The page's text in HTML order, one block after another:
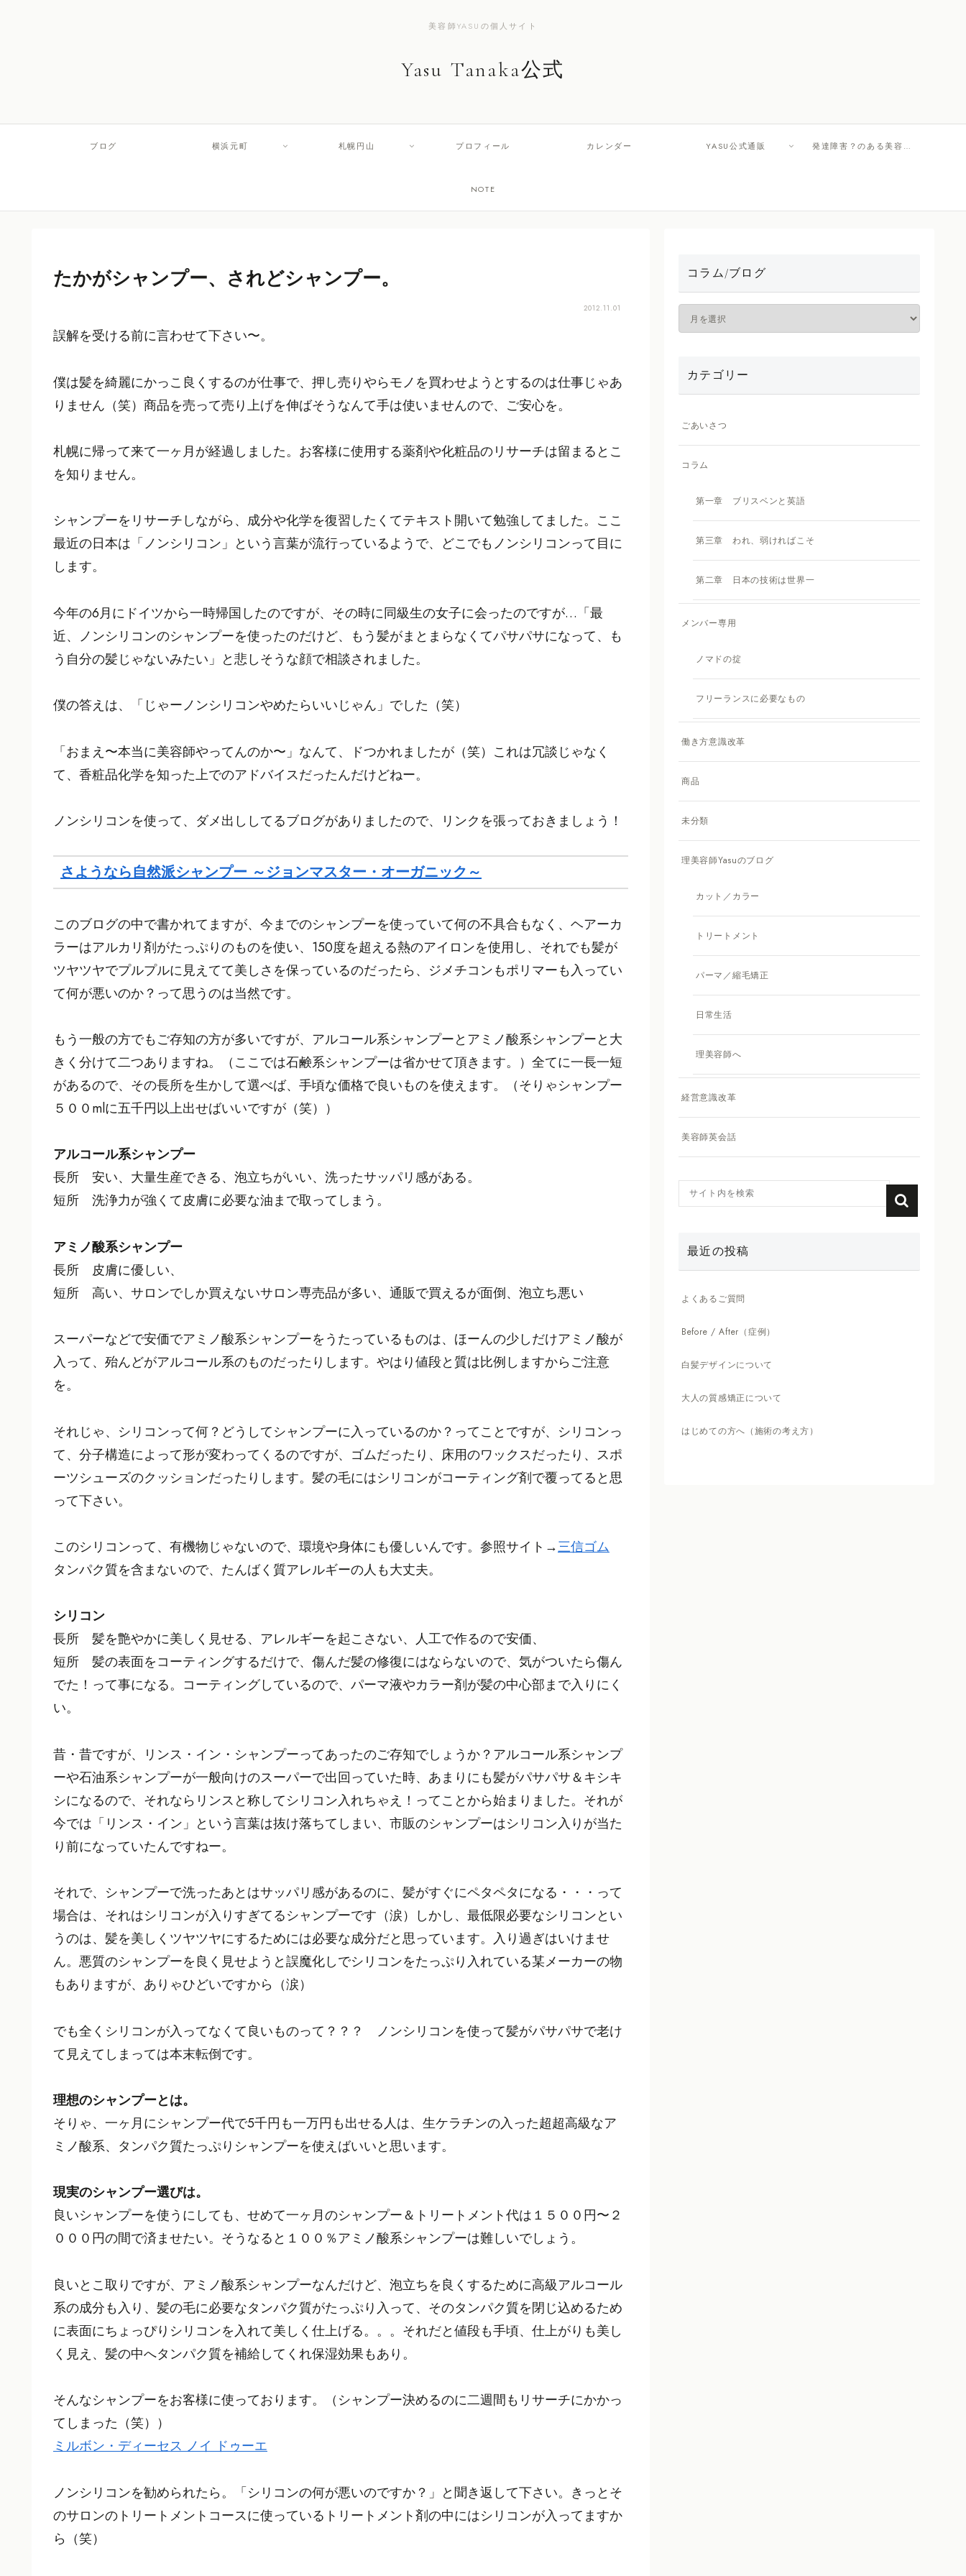
美容師YASUの個人サイト
Yasu Tanaka公式
ブログ 横浜元町 札幌円山 プロフィール カレンダー YASU公式通販 発達障害？のある美容師さんへ
NOTE
たかがシャンプー、されどシャンプー。
2012.11.01
誤解を受ける前に言わせて下さい〜。
僕は髪を綺麗にかっこ良くするのが仕事で、押し売りやらモノを買わせようとするのは仕事じゃあ
りません（笑）商品を売って売り上げを伸ばそうなんて手は使いませんので、ご安心を。
札幌に帰って来て一ヶ月が経過しました。お客様に使用する薬剤や化粧品のリサーチは留まるとこ
を知りません。
シャンプーをリサーチしながら、成分や化学を復習したくてテキスト開いて勉強してました。ここ
最近の日本は「ノンシリコン」という言葉が流行っているようで、どこでもノンシリコンって目に
します。
今年の6月にドイツから一時帰国したのですが、その時に同級生の女子に会ったのですが…「最
近、ノンシリコンのシャンプーを使ったのだけど、もう髪がまとまらなくてパサパサになって、も
う自分の髪じゃないみたい」と悲しそうな顔で相談されました。
僕の答えは、「じゃーノンシリコンやめたらいいじゃん」でした（笑）
「おまえ〜本当に美容師やってんのか〜」なんて、ドつかれましたが（笑）これは冗談じゃなく
て、香粧品化学を知った上でのアドバイスだったんだけどねー。
ノンシリコンを使って、ダメ出ししてるブログがありましたので、リンクを張っておきましょう！
さようなら自然派シャンプー ～ジョンマスター・オーガニック～
このブログの中で書かれてますが、今までのシャンプーを使っていて何の不具合もなく、ヘアーカ
ラーはアルカリ剤がたっぷりのものを使い、150度を超える熱のアイロンを使用し、それでも髪が
ツヤツヤでプルプルに見えてて美しさを保っているのだったら、ジメチコンもポリマーも入ってい
て何が悪いのか？って思うのは当然です。
もう一般の方でもご存知の方が多いですが、アルコール系シャンプーとアミノ酸系シャンプーと大
きく分けて二つありますね。（ここでは石鹸系シャンプーは省かせて頂きます。）全てに一長一短
があるので、その長所を生かして選べば、手頃な価格で良いものを使えます。（そりゃシャンプー
５００mlに五千円以上出せばいいですが（笑））
アルコール系シャンプー
長所 安い、大量生産できる、泡立ちがいい、洗ったサッパリ感がある。
短所 洗浄力が強くて皮膚に必要な油まで取ってしまう。
アミノ酸系シャンプー
長所 皮膚に優しい、
短所 高い、サロンでしか買えないサロン専売品が多い、通販で買えるが面倒、泡立ち悪い
スーパーなどで安価でアミノ酸系シャンプーをうたっているものは、ほーんの少しだけアミノ酸が
入って、殆んどがアルコール系のものだったりします。やはり値段と質は比例しますからご注意
を。
それじゃ、シリコンって何？どうしてシャンプーに入っているのか？ってことですが、シリコンっ
て、分子構造によって形が変わってくるのですが、ゴムだったり、床用のワックスだったり、スポ
ーツシューズのクッションだったりします。髪の毛にはシリコンがコーティング剤で覆ってると思
って下さい。
このシリコンって、有機物じゃないので、環境や身体にも優しいんです。参照サイト→三信ゴム
タンパク質を含まないので、たんばく質アレルギーの人も大丈夫。
シリコン
長所 髪を艶やかに美しく見せる、アレルギーを起こさない、人工で作るので安価、
短所 髪の表面をコーティングするだけで、傷んだ髪の修復にはならないので、気がついたら傷ん
でた！って事になる。コーティングしているので、パーマ液やカラー剤が髪の中心部まで入りにく
い。
昔・昔ですが、リンス・イン・シャンプーってあったのご存知でしょうか？アルコール系シャンプ
ーや石油系シャンプーが一般向けのスーパーで出回っていた時、あまりにも髪がパサパサ＆キシキ
シになるので、それならリンスと称してシリコン入れちゃえ！ってことから始まりました。それが
今では「リンス・イン」という言葉は抜け落ちてしまい、市販のシャンプーはシリコン入りが当た
り前になっていたんですねー。
それで、シャンプーで洗ったあとはサッパリ感があるのに、髪がすぐにペタペタになる・・・って
場合は、それはシリコンが入りすぎてるシャンプーです（涙）しかし、最低限必要なシリコンとい
うのは、髪を美しくツヤツヤにするためには必要な成分だと思っています。入り過ぎはいけませ
ん。悪質のシャンプーを良く見せようと誤魔化しでシリコンをたっぷり入れている某メーカーの物
もありますが、ありゃひどいですから（涙）
でも全くシリコンが入ってなくて良いものって？？？ ノンシリコンを使って髪がパサパサで老け
て見えてしまっては本末転倒です。
理想のシャンプーとは。
そりゃ、一ヶ月にシャンプー代で5千円も一万円も出せる人は、生ケラチンの入った超超高級なア
ミノ酸系、タンパク質たっぷりシャンプーを使えばいいと思います。
現実のシャンプー選びは。
良いシャンプーを使うにしても、せめて一ヶ月のシャンプー＆トリートメント代は１５００円〜２
０００円の間で済ませたい。そうなると１００％アミノ酸系シャンプーは難しいでしょう。
良いとこ取りですが、アミノ酸系シャンプーなんだけど、泡立ちを良くするために高級アルコール
系の成分も入り、髪の毛に必要なタンパク質がたっぷり入って、そのタンパク質を閉じ込めるため
に表面にちょっぴりシリコンを入れて美しく仕上げる。。。それだと値段も手頃、仕上がりも美し
く見え、髪の中へタンパク質を補給してくれ保湿効果もあり。
そんなシャンプーをお客様に使っております。（シャンプー決めるのに二週間もリサーチにかかっ
てしまった（笑））
ミルボン・ディーセス ノイ ドゥーエ
ノンシリコンを勧められたら。「シリコンの何が悪いのですか？」と聞き返して下さい。きっとそ
のサロンのトリートメントコースに使っているトリートメント剤の中にはシリコンが入ってますか
ら（笑）
コラム/ブログ
カテゴリー
ごあいさつ
コラム
第一章 ブリスベンと英語
第三章 われ、弱ければこそ
第二章 日本の技術は世界一
メンバー専用
ノマドの掟
フリーランスに必要なもの
働き方意識改革
商品
未分類
理美容師Yasuのブログ
カット／カラー
トリートメント
パーマ／縮毛矯正
日常生活
理美容師へ
経営意識改革
美容師英会話
最近の投稿
よくあるご質問
Before / After（症例）
白髪デザインについて
大人の質感矯正について
はじめての方へ（施術の考え方）